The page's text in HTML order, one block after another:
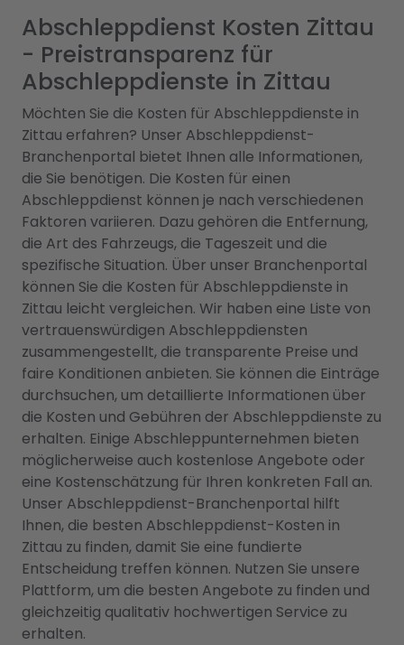
Abschleppdienst Kosten Zittau
- Preistransparenz für
Abschleppdienste in Zittau
Möchten Sie die Kosten für Abschleppdienste in
Zittau erfahren? Unser Abschleppdienst-
Branchenportal bietet Ihnen alle Informationen,
die Sie benötigen. Die Kosten für einen
Abschleppdienst können je nach verschiedenen
Faktoren variieren. Dazu gehören die Entfernung,
die Art des Fahrzeugs, die Tageszeit und die
spezifische Situation. Über unser Branchenportal
können Sie die Kosten für Abschleppdienste in
Zittau leicht vergleichen. Wir haben eine Liste von
vertrauenswürdigen Abschleppdiensten
zusammengestellt, die transparente Preise und
faire Konditionen anbieten. Sie können die Einträge
durchsuchen, um detaillierte Informationen über
die Kosten und Gebühren der Abschleppdienste zu
erhalten. Einige Abschleppunternehmen bieten
möglicherweise auch kostenlose Angebote oder
eine Kostenschätzung für Ihren konkreten Fall an.
Unser Abschleppdienst-Branchenportal hilft
Ihnen, die besten Abschleppdienst-Kosten in
Zittau zu finden, damit Sie eine fundierte
Entscheidung treffen können. Nutzen Sie unsere
Plattform, um die besten Angebote zu finden und
gleichzeitig qualitativ hochwertigen Service zu
erhalten.